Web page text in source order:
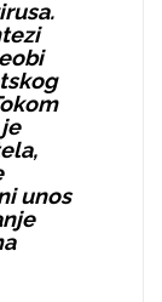
unos